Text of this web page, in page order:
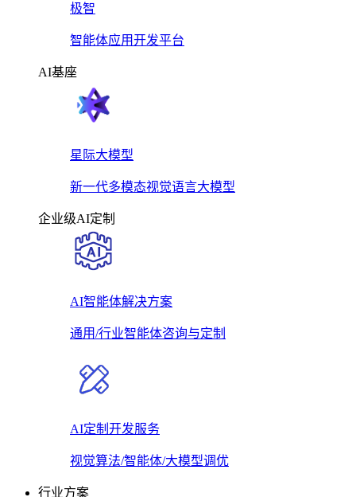
极智
智能体应用开发平台
AI基座
星际大模型
新一代多模态视觉语言大模型
企业级AI定制
AI智能体解决方案
通用/行业智能体咨询与定制
AI定制开发服务
视觉算法/智能体/大模型调优
行业方案